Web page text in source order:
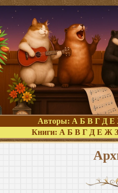
Авторы: А Б В Г Д Е
Книги: А Б В Г Д Е Ж З